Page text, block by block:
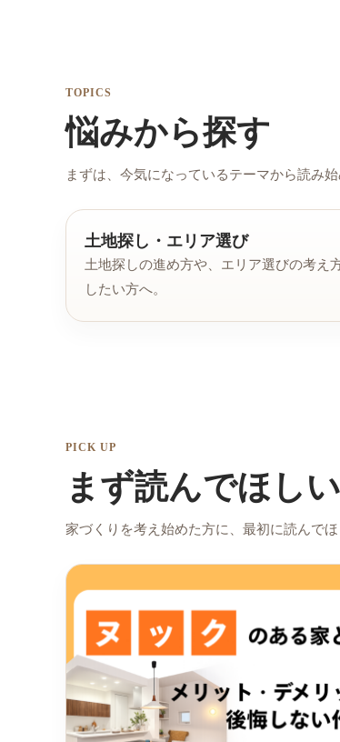
TOPICS
悩みから探す
まずは、今気になっているテーマから読み
土地探し・エリア選び
土地探しの進め方や、エリア選びの考え
したい方へ。
PICK UP
まず読んでほし
家づくりを考え始めた方に、最初に読んで